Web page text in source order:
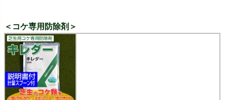
＜コケ専用防除剤＞